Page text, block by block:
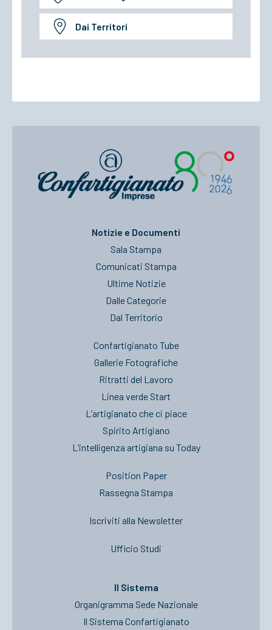
Dai Territori
Notizie e Documenti
Sala Stampa
Comunicati Stampa
Ultime Notizie
Dalle Categorie
Dal Territorio
Confartigianato Tube
Gallerie Fotografiche
Ritratti del Lavoro
Linea verde Start
L’artigianato che ci piace
Spirito Artigiano
L’intelligenza artigiana su Today
Position Paper
Rassegna Stampa
Iscriviti alla Newsletter
Ufficio Studi
Il Sistema
Organigramma Sede Nazionale
Il Sistema Confartigianato